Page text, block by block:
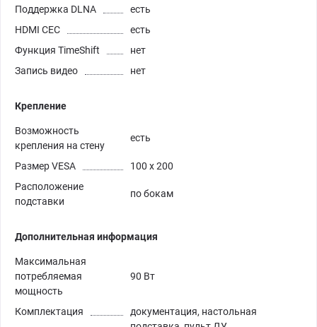
Поддержка DLNA
есть
HDMI CEC
есть
Функция TimeShift
нет
Запись видео
нет
Крепление
Возможность
крепления на стену
есть
Размер VESA
100 x 200
Расположение
подставки
по бокам
Дополнительная информация
Максимальная
потребляемая
мощность
90 Вт
Комплектация
документация, настольная